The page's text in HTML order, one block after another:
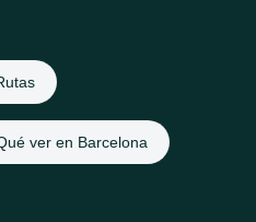
ver en Barcelona